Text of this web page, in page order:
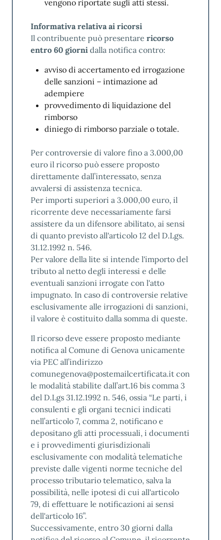
Redazione opuscolo IMU 2026, contenente le
aliquote IMU, e successiva diffusione e
illustrazione dello stesso.
Suggerimenti e Reclami
SegnalaCi
vengono riportate sugli atti stessi.
Informativa relativa ai ricorsi
Il contribuente può presentare ricorso
entro 60 giornidalla notifica contro:
avviso di accertamento ed irrogazione
delle sanzioni – intimazione ad
adempiere
provvedimento di liquidazione del
rimborso
diniego di rimborso parziale o totale.
Per controversie di valore fino a 3.000,00
euro il ricorso può essere proposto
direttamente dall’interessato, senza
avvalersi di assistenza tecnica.
Per importi superiori a 3.000,00 euro, il
ricorrente deve necessariamente farsi
assistere da un difensore abilitato, ai sensi
di quanto previsto all'articolo 12 del D.Lgs.
31.12.1992 n. 546.
Per valore della lite si intende l'importo del
tributo al netto degli interessi e delle
eventuali sanzioni irrogate con l'atto
impugnato. In caso di controversie relative
esclusivamente alle irrogazioni di sanzioni,
il valore è costituito dalla somma di queste.
Il ricorso deve essere proposto mediante
notifica al Comune di Genova unicamente
via PEC all’indirizzo
comunegenova@postemailcertificata.it con
le modalità stabilite dall’art.16 bis comma 3
del D.Lgs 31.12.1992 n. 546, ossia “Le parti, i
consulenti e gli organi tecnici indicati
nell’articolo 7, comma 2, notificano e
depositano gli atti processuali, i documenti
e i provvedimenti giurisdizionali
esclusivamente con modalità telematiche
previste dalle vigenti norme tecniche del
processo tributario telematico, salva la
possibilità, nelle ipotesi di cui all'articolo
79, di effettuare le notificazioni ai sensi
dell'articolo 16”.
Successivamente, entro 30 giorni dalla